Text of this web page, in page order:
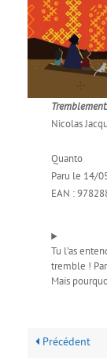
Nicolas
Quanto
Paru le 14/
EAN :
Tu l’as
tremble !
Mais
Précédent